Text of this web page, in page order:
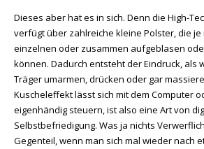
Dieses aber hat es in sich. Denn die High-
verfügt über zahlreiche kleine Polster, die
einzelnen oder zusammen aufgeblasen
können. Dadurch entsteht der Eindruck, als
Träger umarmen, drücken oder gar
Kuscheleffekt lässt sich mit dem Computer
eigenhändig steuern, ist also eine Art von
Selbstbefriedigung. Was ja nichts
Gegenteil, wenn man sich mal wieder nach